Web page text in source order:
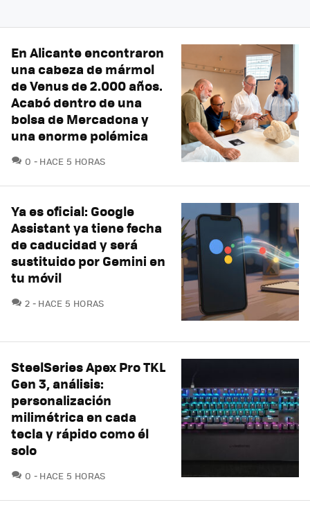
En Alicante encontraron
una cabeza de mármol
de Venus de 2.000 años.
Acabó dentro de una
bolsa de Mercadona y
una enorme polémica
0 COMENTARIOS
HACE 5 HORAS
Ya es oficial: Google
Assistant ya tiene fecha
de caducidad y será
sustituido por Gemini en
tu móvil
2 COMENTARIOS
HACE 5 HORAS
SteelSeries Apex Pro TKL
Gen 3, análisis:
personalización
milimétrica en cada
tecla y rápido como él
solo
0 COMENTARIOS
HACE 5 HORAS